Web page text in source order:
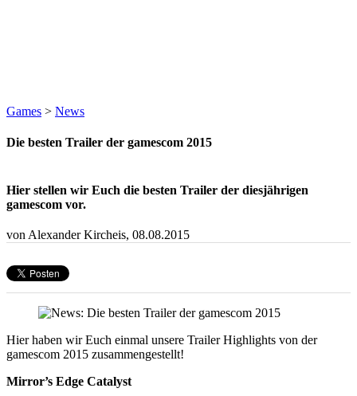
Games > News
Die besten Trailer der gamescom 2015
Hier stellen wir Euch die besten Trailer der diesjährigen
gamescom vor.
von Alexander Kircheis, 08.08.2015
Hier haben wir Euch einmal unsere Trailer Highlights von der
gamescom 2015 zusammengestellt!
Mirror’s Edge Catalyst